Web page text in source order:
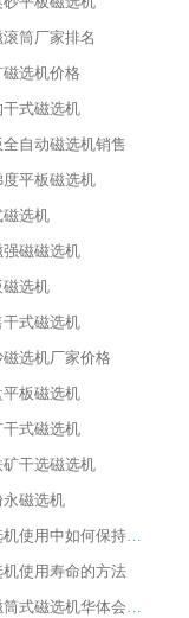
筒厂家排名
选机价格
式磁选机
自动磁选机销售
平板磁选机
磁选机
强磁磁选机
磁选机
干式磁选机
选机厂家价格
平板磁选机
式磁选机
干选磁选机
永磁选机
强磁磁选机使用中如何保持其顺畅运行
使用寿命的方法
山西永磁筒式磁选机华体会手机网页版-华体会(中国)